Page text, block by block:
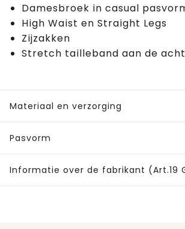
Damesbroek in casual
High Waist en Straight Legs
Zijzakken
Stretch tailleband aan de
Materiaal en verzorging
Pasvorm
Informatie over de fabrikant (Art.19